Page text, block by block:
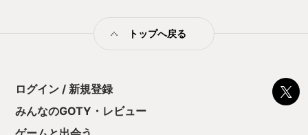
がしにくい 難易度調整あるのもいい 若干じり貧になる。敵
ビジュアルがグロイところもある。大人向け とにかく世界観
ィギアがみられて実物が欲しくなる。メイキング動画も、作り
手の考えがわかっていい感じ
トップへ戻る
ログイン / 新規登録
みんなのGOTY・レビュー